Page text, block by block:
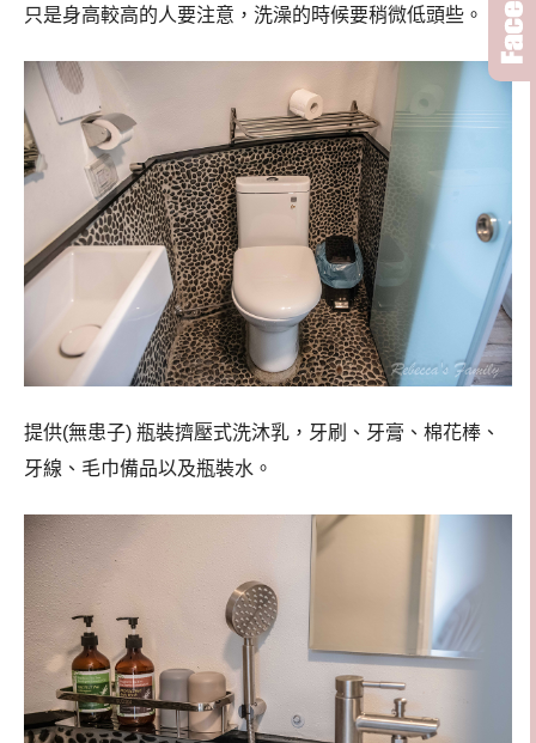
只是身高較高的人要注意，洗澡的時候要稍微低頭些。
提供(無患子) 瓶裝擠壓式洗沐乳，牙刷、牙膏、棉花棒、
牙線、毛巾備品以及瓶裝水。